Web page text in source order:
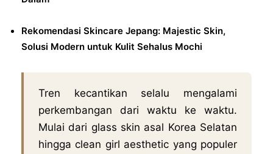
Rekomendasi Skincare Jepang: Majestic Skin,
Solusi Modern untuk Kulit Sehalus Mochi
Tren kecantikan selalu mengalami
perkembangan dari waktu ke waktu.
Mulai dari glass skin asal Korea Selatan
hingga clean girl aesthetic yang populer